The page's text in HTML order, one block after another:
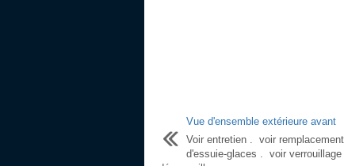
Vue d'ensemble extérieure avant
Voir entretien . voir
d'essuie-glaces . voir verrouillage